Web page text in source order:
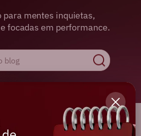
para mentes inquietas,
focadas em performance.
e receba os melhores